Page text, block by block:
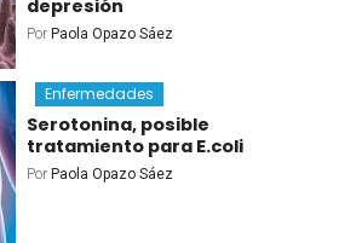
depresión
Por Paola Opazo Sáez
Enfermedades
Serotonina, posible
tratamiento para E.coli
Por Paola Opazo Sáez